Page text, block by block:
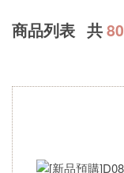
商品列表 共80